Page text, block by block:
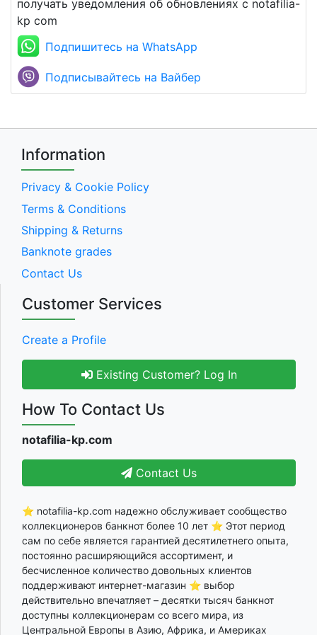
получать уведомления об обновлениях с notafilia-
kp com
Подпишитесь на WhatsApp
Подписывайтесь на Вайбер
Information
Privacy & Cookie Policy
Terms & Conditions
Shipping & Returns
Banknote grades
Contact Us
Customer Services
Create a Profile
Existing Customer? Log In
How To Contact Us
notafilia-kp.com
Contact Us
⭐ notafilia-kp.com надежно обслуживает сообщество
коллекционеров банкнот более 10 лет ⭐ Этот период
сам по себе является гарантией десятилетнего опыта,
постоянно расширяющийся ассортимент, и
бесчисленное количество довольных клиентов
поддерживают интернет-магазин ⭐ выбор
действительно впечатляет – десятки тысяч банкнот
доступны коллекционерам со всего мира, из
Центральной Европы в Азию, Африка, и Америках